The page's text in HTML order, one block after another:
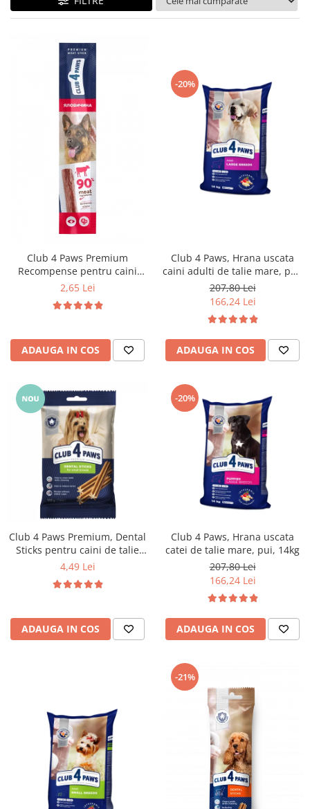
Club 4 Paws Premium
Recompense pentru caini
stick cu vita, 12g
2,65 Lei
ADAUGA IN COS
-20%
Club 4 Paws, Hrana uscata
caini adulti de talie mare, pui,
14kg
207,80 Lei
166,24 Lei
ADAUGA IN COS
Club 4 Paws Premium, Dental
Sticks pentru caini de talie
mica, 110g
4,49 Lei
ADAUGA IN COS
-20%
Club 4 Paws, Hrana uscata
catei de talie mare, pui, 14kg
207,80 Lei
166,24 Lei
ADAUGA IN COS
-21%